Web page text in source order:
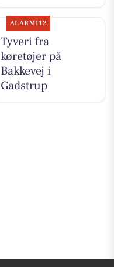
ALARM112
Tyveri fra
køretøjer på
Bakkevej i
Gadstrup